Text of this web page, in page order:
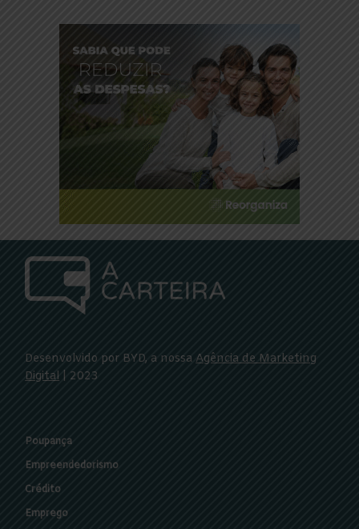
Desenvolvido por BYD, a nossa Agência de Marketing
Digital | 2023
Poupança
Empreendedorismo
Crédito
Emprego